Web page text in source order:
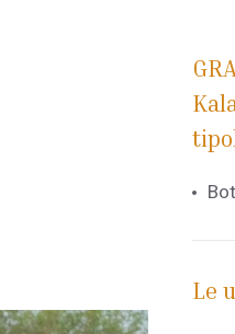
Le